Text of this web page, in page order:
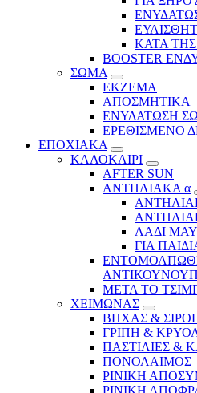
ΚΑΤΑ
BOOSTER
ΣΩΜΑ
ΕΚΖΕΜΑ
ΑΠΟΣΜΗΤΙΚΑ
ΕΝΥΔΑΤΩΣΗ
ΕΡΕΘΙΣΜΕΝΟ
ΕΠΟΧΙΑΚΑ
ΚΑΛΟΚΑΙΡΙ
AFTER SUN
ΑΝΤΗΛΙΑΚΑ α
ΛΑΔΙ
ΓΙΑ
ΜΕΤΑ ΤΟ
ΧΕΙΜΩΝΑΣ
ΒΗΧΑΣ &
ΓΡΙΠΗ &
ΠΑΣΤΙΛΙΕΣ &
ΠΟΝΟΛΑΙΜΟΣ
ΡΙΝΙΚΗ
ΡΙΝΙΚΗ